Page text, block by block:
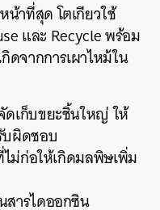
น้าที่สุด โตเกียวใช้
และ Recycle พร้อม
ดจากการเผาไหม้ใน
ดเก็บขยะชิ้นใหญ่ ให้
บผิดชอบ
ไม่ก่อให้เกิดมลพิษเพิ่ม
สารไดออกซิน